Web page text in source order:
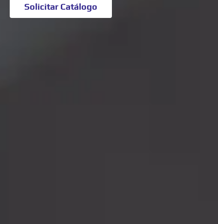
Solicitar Catálogo